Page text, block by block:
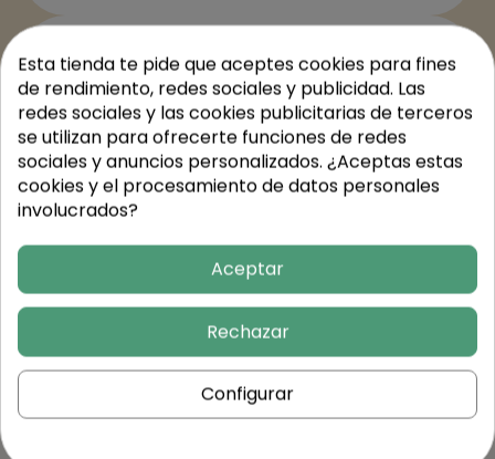
Valores nutricionales
Trusted Shops Reviews
Continúa
comprando
Esta tienda te pide que aceptes cookies para fines
de rendimiento, redes sociales y publicidad. Las
redes sociales y las cookies publicitarias de terceros
se utilizan para ofrecerte funciones de redes
sociales y anuncios personalizados. ¿Aceptas estas
cookies y el procesamiento de datos personales
involucrados?
Aceptar
Rechazar
Configurar